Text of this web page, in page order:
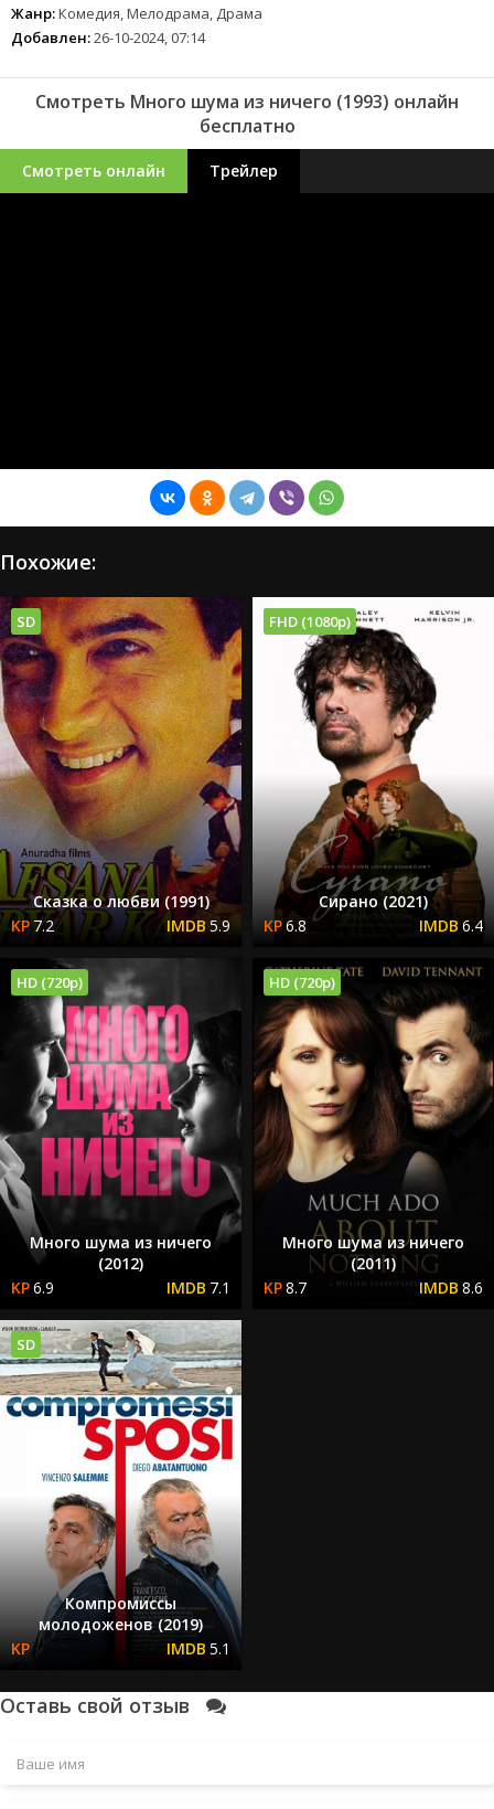
Жанр:Комедия, Мелодрама, Драма
Добавлен:26-10-2024, 07:14
Смотреть Много шума из ничего (1993) онлайн
бесплатно
Смотреть онлайн Трейлер
Похожие:
SD
Сказка о любви (1991)
7.2
5.9
FHD (1080p)
Сирано (2021)
6.8
6.4
HD (720p)
Много шума из ничего
(2012)
6.9
7.1
HD (720p)
Много шума из ничего
(2011)
8.7
8.6
SD
Компромиссы
молодоженов (2019)
5.1
Оставь свой отзыв